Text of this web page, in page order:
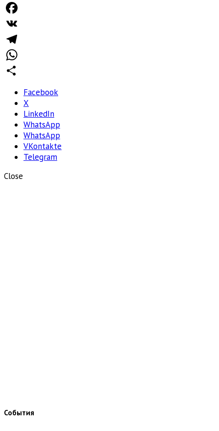
Facebook
VK
Telegram
WhatsApp
Facebook
X
LinkedIn
WhatsApp
WhatsApp
VKontakte
Telegram
Close
События